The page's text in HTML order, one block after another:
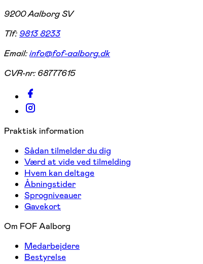
9200 Aalborg SV
Tlf:9813 8233
Email:info@fof-aalborg.dk
CVR-nr: 68777615
Praktisk information
Sådan tilmelder du dig
Værd at vide ved tilmelding
Hvem kan deltage
Åbningstider
Sprogniveauer
Gavekort
Om FOF Aalborg
Medarbejdere
Bestyrelse